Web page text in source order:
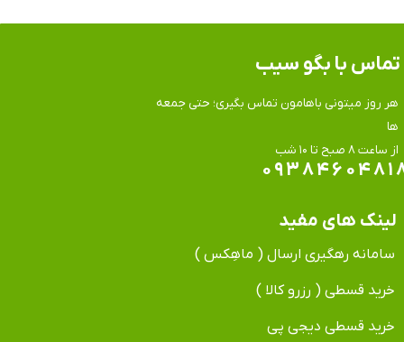
هر روز میتونی باهامون تماس بگیری؛ حتی جمعه
ها
​​​​​​​از ساعت ۸ صبح تا ۱۰ شب
تماس​​​​​​​ با بگو سیب
لینک های مفید
سامانه رهگیری ارسال ( ماهِکس )
خرید قسطی ( رزرو کالا )
خرید قسطی دیجی پی